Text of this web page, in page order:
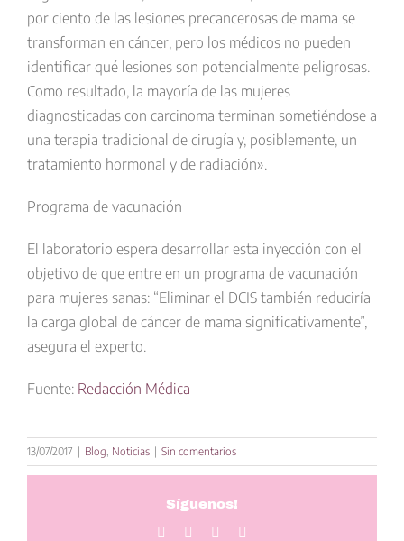
por ciento de las lesiones precancerosas de mama se
transforman en cáncer, pero los médicos no pueden
identificar qué lesiones son potencialmente peligrosas.
Como resultado, la mayoría de las mujeres
diagnosticadas con carcinoma terminan sometiéndose a
una terapia tradicional de cirugía y, posiblemente, un
tratamiento hormonal y de radiación».
Programa de vacunación
El laboratorio espera desarrollar esta inyección con el
objetivo de que entre en un programa de vacunación
para mujeres sanas: “Eliminar el DCIS también reduciría
la carga global de cáncer de mama significativamente”,
asegura el experto.
Fuente: Redacción Médica
13/07/2017 | Blog, Noticias | Sin comentarios
Síguenos!
Facebook
TwitterLinkedIn